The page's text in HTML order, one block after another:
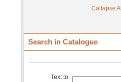
Collapse All
Search in Catalogue
Text to